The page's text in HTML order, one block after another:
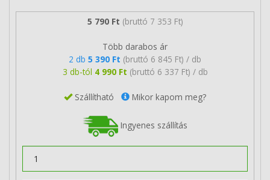
5 790 Ft (bruttó 7 353 Ft)
Több darabos ár
2 db 5 390 Ft (bruttó 6 845 Ft) / db
3 db-tól 4 990 Ft (bruttó 6 337 Ft) / db
Szállítható Mikor kapom meg?
Ingyenes szállítás